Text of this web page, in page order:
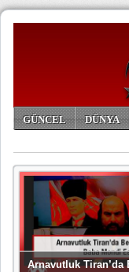
GÜNCEL DÜNYA
Arnavutluk Tiran’da